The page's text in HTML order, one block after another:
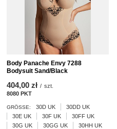
Body Panache Envy 7288
Bodysuit Sand/Black
404,00 zł / szt.
8080 PKT
GRÖSSE: 30D UK
30DD UK
30E UK
30F UK
30FF UK
30G UK
30GG UK
30HH UK